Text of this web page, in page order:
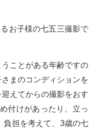
お子様の七五三撮影で
ことがある年齢ですの
まのコンディションを
えてからの撮影をおす
付けがあったり、立っ
負担を考えて、3歳の七